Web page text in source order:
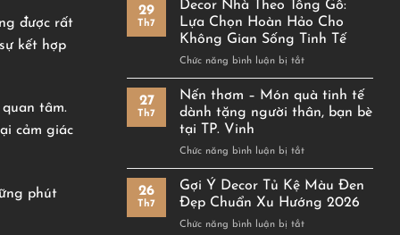
được rất
kết hợp
tâm.
cảm giác
phút
Decor
–
Không
Gian
Decor
Nội
Thất
TP
Vinh
29
Th7
Decor Nhà Theo Tông Gỗ:
Lựa Chọn Hoàn Hảo Cho
Không Gian Sống Tinh Tế
Chức năng bình luận bị tắtở
Nhà
Theo
Tông
Lựa
Chọn
Hoàn
Cho
27
Th7
Nến thơm – Món quà tinh tế
dành tặng người thân, bạn bè
tại TP. Vinh
Chức năng bình luận bị tắtở
thơm
Món
quà
26
Th7
Gợi Ý Decor Tủ Kệ Màu Đen
Đẹp Chuẩn Xu Hướng 2026
Chức năng bình luận bị tắtở